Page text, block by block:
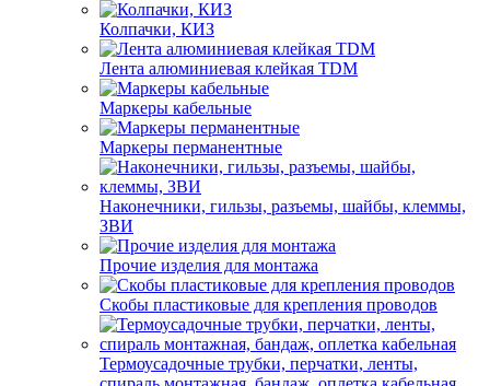
Колпачки, КИЗ
Лента алюминиевая клейкая TDM
Маркеры кабельные
Маркеры перманентные
Наконечники, гильзы, разъемы, шайбы, клеммы,
ЗВИ
Прочие изделия для монтажа
Скобы пластиковые для крепления проводов
Термоусадочные трубки, перчатки, ленты,